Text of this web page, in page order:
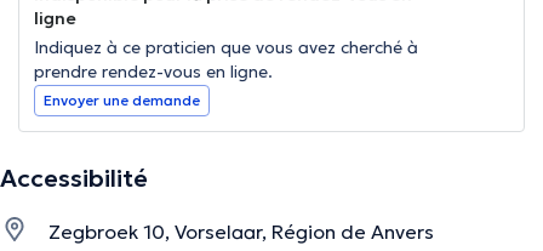
ligne
Indiquez à ce praticien que vous avez cherché à
prendre rendez-vous en ligne.
Envoyer une demande
Accessibilité
Zegbroek 10, Vorselaar, Région de Anvers